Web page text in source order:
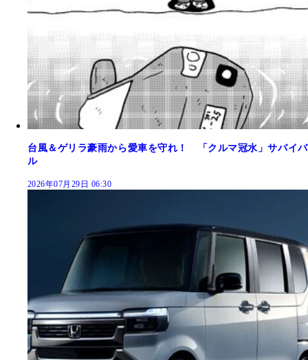
台風＆ゲリラ豪雨から愛車を守れ！ 「クルマ冠水」サバイバ
ル
2026年07月29日 06:30